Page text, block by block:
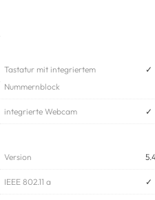
Tastatur mit integriertem
Nummernblock
✓
integrierte Webcam ✓
Version
IEEE 802.11 a ✓